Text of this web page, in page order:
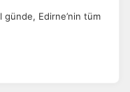
Edirne’nin tüm